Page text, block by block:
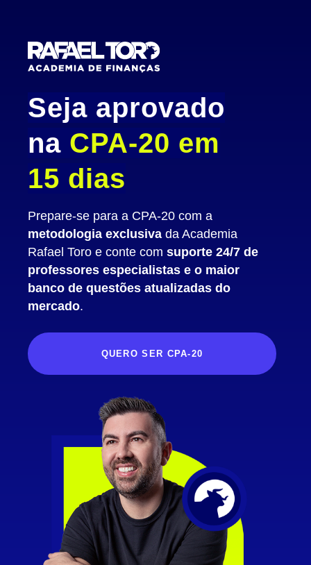
Seja aprovado
na CPA-20 em
15 dias
Prepare-se para a CPA-20 com a
metodologia exclusiva da Academia
Rafael Toro e conte com suporte 24/7 de
professores especialistas e o maior
banco de questões atualizadas do
mercado.
QUERO SER CPA-20